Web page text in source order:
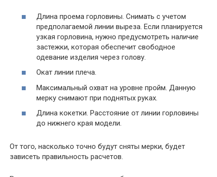
Длина проема горловины. Снимать с учетом
предполагаемой линии выреза. Если планируется
узкая горловина, нужно предусмотреть наличие
застежки, которая обеспечит свободное
одевание изделия через голову.
Окат линии плеча.
Максимальный охват на уровне пройм. Данную
мерку снимают при поднятых руках.
Длина кокетки. Расстояние от линии горловины
до нижнего края модели.
От того, насколько точно будут сняты мерки, будет
зависеть правильность расчетов.